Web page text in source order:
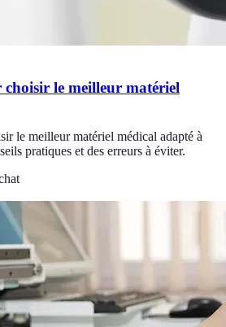
le meilleur matériel
le meilleur matériel médical adapté à
pratiques et des erreurs à éviter.